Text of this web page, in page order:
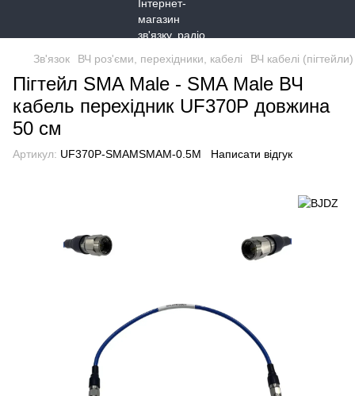
Зв'язок ВЧ роз'єми, перехідники, кабелі ВЧ кабелі (пігтейли)
Пігтейл SMA Male - SMA Male ВЧ
кабель перехідник UF370P довжина
50 см
Артикул: UF370P-SMAMSMAM-0.5M Написати відгук